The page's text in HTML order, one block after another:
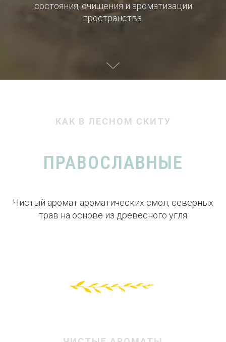
состояния, очищения и ароматизации
пространства.
КАК В ЛЕСНОМ СКИТУ
ПРАВОСЛАВНЫЕ
Чистый аромат ароматических смол, северных
трав на основе из древесного угля